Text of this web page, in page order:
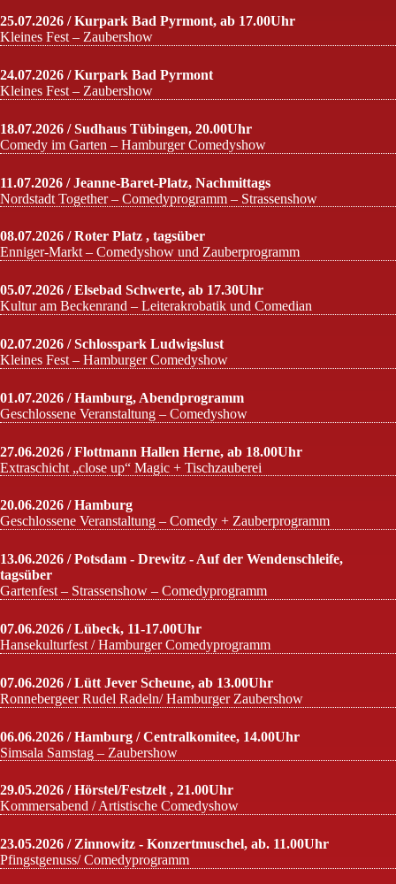
25.07.2026 / Kurpark Bad Pyrmont, ab 17.00Uhr
Kleines Fest – Zaubershow
24.07.2026 / Kurpark Bad Pyrmont
Kleines Fest – Zaubershow
18.07.2026 / Sudhaus Tübingen, 20.00Uhr
Comedy im Garten – Hamburger Comedyshow
11.07.2026 / Jeanne-Baret-Platz, Nachmittags
Nordstadt Together – Comedyprogramm – Strassenshow
08.07.2026 / Roter Platz , tagsüber
Enniger-Markt – Comedyshow und Zauberprogramm
05.07.2026 / Elsebad Schwerte, ab 17.30Uhr
Kultur am Beckenrand – Leiterakrobatik und Comedian
02.07.2026 / Schlosspark Ludwigslust
Kleines Fest – Hamburger Comedyshow
01.07.2026 / Hamburg, Abendprogramm
Geschlossene Veranstaltung – Comedyshow
27.06.2026 / Flottmann Hallen Herne, ab 18.00Uhr
Extraschicht „close up“ Magic + Tischzauberei
20.06.2026 / Hamburg
Geschlossene Veranstaltung – Comedy + Zauberprogramm
13.06.2026 / Potsdam - Drewitz - Auf der Wendenschleife,
tagsüber
Gartenfest – Strassenshow – Comedyprogramm
07.06.2026 / Lübeck, 11-17.00Uhr
Hansekulturfest / Hamburger Comedyprogramm
07.06.2026 / Lütt Jever Scheune, ab 13.00Uhr
Ronnebergeer Rudel Radeln/ Hamburger Zaubershow
06.06.2026 / Hamburg / Centralkomitee, 14.00Uhr
Simsala Samstag – Zaubershow
29.05.2026 / Hörstel/Festzelt , 21.00Uhr
Kommersabend / Artistische Comedyshow
23.05.2026 / Zinnowitz - Konzertmuschel, ab. 11.00Uhr
Pfingstgenuss/ Comedyprogramm